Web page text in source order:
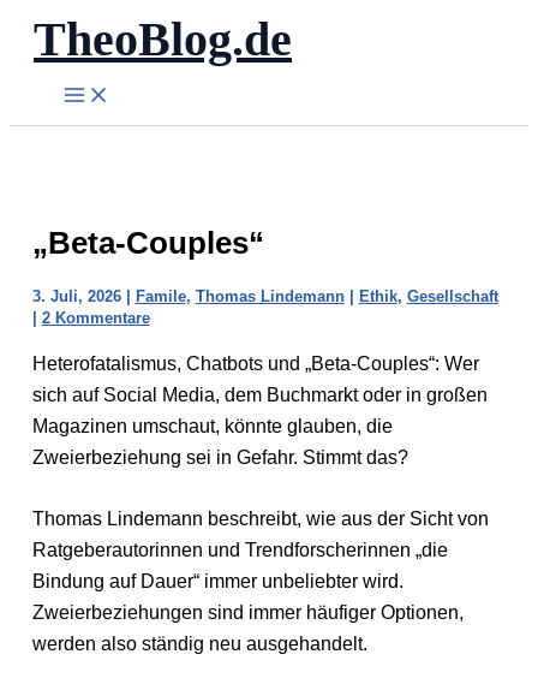
Zum
Inhalt
springen
TheoBlog.de
„Beta-Couples“
3. Juli, 2026 | Famile, Thomas Lindemann| Ethik, Gesellschaft
| 2 Kommentare
Heterofatalismus, Chatbots und „Beta-Couples“: Wer
sich auf Social Media, dem Buchmarkt oder in großen
Magazinen umschaut, könnte glauben, die
Zweierbeziehung sei in Gefahr. Stimmt das?
Thomas Lindemann beschreibt, wie aus der Sicht von
Ratgeberautorinnen und Trendforscherinnen „die
Bindung auf Dauer“ immer unbeliebter wird.
Zweierbeziehungen sind immer häufiger Optionen,
werden also ständig neu ausgehandelt.